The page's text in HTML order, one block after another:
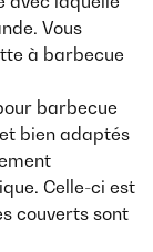
Vous
à barbecue
barbecue
bien adaptés
Celle-ci est
couverts sont